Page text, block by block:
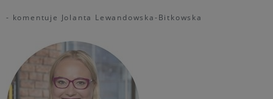
- komentuje Jolanta Lewandowska-Bitkowska